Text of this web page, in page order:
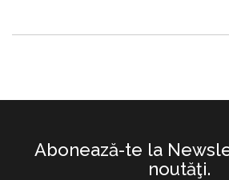
Abonează-te la
noutăţi.